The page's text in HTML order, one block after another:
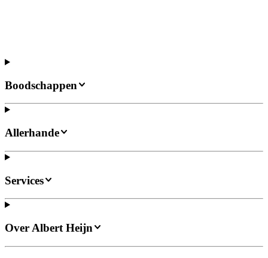
Boodschappen
Allerhande
Services
Over Albert Heijn